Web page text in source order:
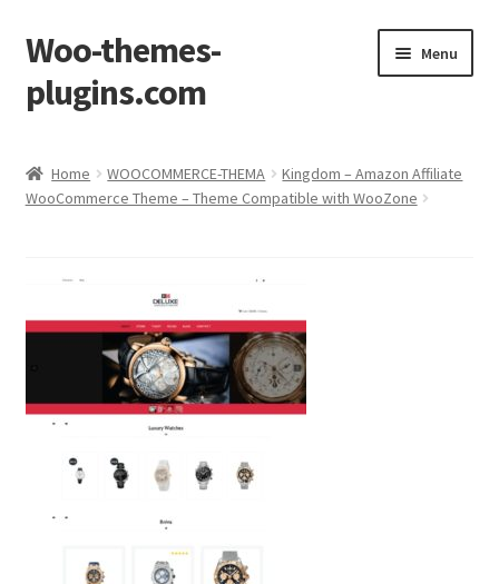
Skip
to
navigation
Skip
to
content
Woo-themes-
plugins.com
Menu
Home WOOCOMMERCE-THEMA
Kingdom – Amazon Affiliate
WooCommerce Theme – Theme Compatible with WooZone